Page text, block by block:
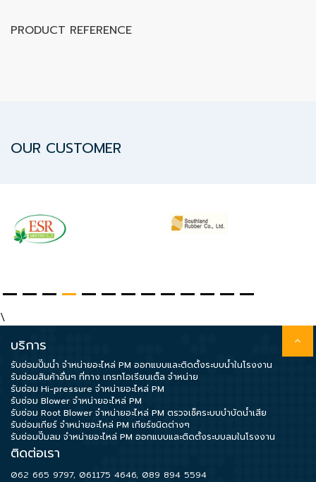
PRODUCT REFERENCE
OUR CUSTOMER
\
บริการ
รับซ่อมปั๊มน้ำ จำหน่ายอะไหล่ PM ออกแบบและติดตั้งระบบน้ำในโรงงาน
รับซ่อมสินค้าอื่นๆ ที่ทาง เกรทโอเรียนเต็ล จำหน่าย
รับซ่อม Hi-pressure จำหน่ายอะไหล่ PM
รับซ่อม Blower จำหน่ายอะไหล่ PM
รับซ่อม Root Blower จำหน่ายอะไหล่ PM ตรวจเช็คระบบบำบัดน้ำเสีย
รับซ่อมเกียร์ จำหน่ายอะไหล่ PM เกียร์ชนิดต่างๆ
รับซ่อมปั๊มลม จำหน่ายอะไหล่ PM ออกแบบและติดตั้งระบบลมในโรงงาน
ติดต่อเรา
062 665 9797, 061175 4646, 089 894 5594